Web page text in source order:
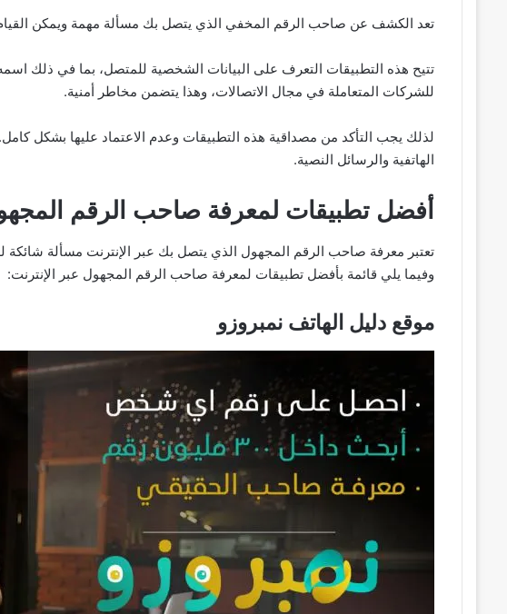
تعد الكشف عن صاحب الرقم المخفي الذي يتصل بك مسألة مهمة ويمكن
تتيح هذه التطبيقات التعرف على البيانات الشخصية للمتصل، بما في ذلك
للشركات المتعاملة في مجال الاتصالات، وهذا يتضمن مخاطر أمنية.
لذلك يجب التأكد من مصداقية هذه التطبيقات وعدم الاعتماد عليها بشكل
الهاتفية والرسائل النصية.
أفضل تطبيقات لمعرفة صاحب الرقم
تعتبر معرفة صاحب الرقم المجهول الذي يتصل بك عبر الإنترنت مسألة شائكة
وفيما يلي قائمة بأفضل تطبيقات لمعرفة صاحب الرقم المجهول عبر الإنترنت:
موقع دليل الهاتف نمبروزو